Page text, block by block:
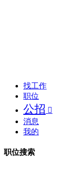
找工作
职位
公招 
消息
我的
职位搜索